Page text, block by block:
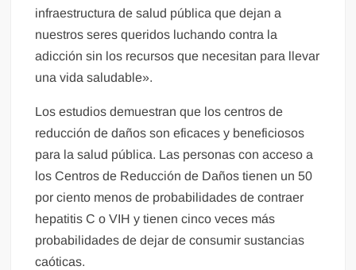
infraestructura de salud pública que dejan a
nuestros seres queridos luchando contra la
adicción sin los recursos que necesitan para llevar
una vida saludable».
Los estudios demuestran que los centros de
reducción de daños son eficaces y beneficiosos
para la salud pública. Las personas con acceso a
los Centros de Reducción de Daños tienen un 50
por ciento menos de probabilidades de contraer
hepatitis C o VIH y tienen cinco veces más
probabilidades de dejar de consumir sustancias
caóticas.